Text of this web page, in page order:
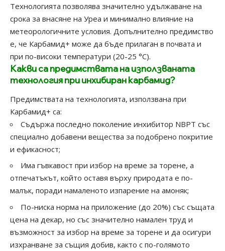
Технологията позволява значително удължаване на
срока за внасяне на Уреа и минимално влияние на
метеорологичните условия. Допълнително предимство
е, че Карбамид+ може да бъде прилаган в почвата и
при по-високи температури (20-25 °C).
Какви са предимствата на използваната
технология при инхибиран карбамид?
Предимствата на технологията, използвана при
Карбамид+ са:
Съдържа последно поколение инхибитор NBPТ със
специално добавени вещества за подобрено покритие
и ефикасност;
Има гъвкавост при избор на време за торене, а
отпечатъкът, който оставя върху природата е по-
малък, поради намаленото изпарение на амоняк;
По-ниска норма на приложение (до 20%) със същата
цена на декар, но със значително намален труд и
възможност за избор на време за торене и да осигури
изхранване за същия добив, както с по-голямото